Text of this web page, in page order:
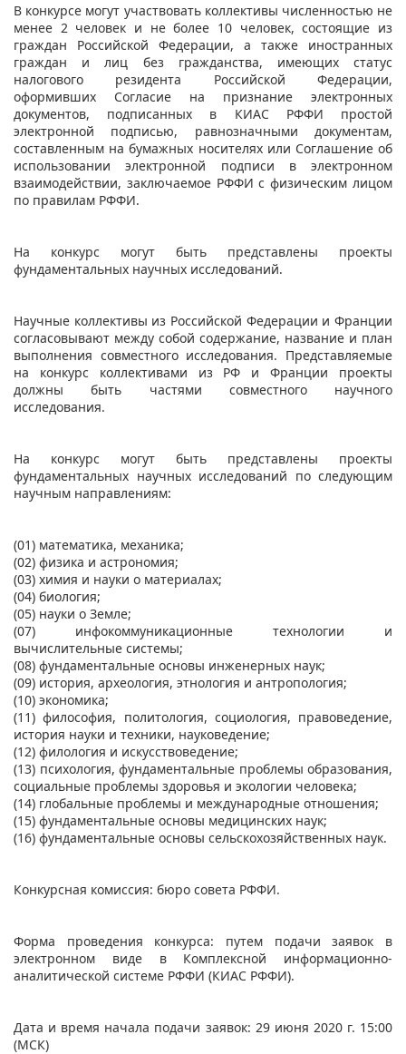
В конкурсе могут участвовать коллективы численностью не
менее 2 человек и не более 10 человек, состоящие из
граждан Российской Федерации, а также иностранных
граждан и лиц без гражданства, имеющих статус
налогового резидента Российской Федерации,
оформивших Согласие на признание электронных
документов, подписанных в КИАС РФФИ простой
электронной подписью, равнозначными документам,
составленным на бумажных носителях или Соглашение об
использовании электронной подписи в электронном
взаимодействии, заключаемое РФФИ с физическим лицом
по правилам РФФИ.
На конкурс могут быть представлены проекты
фундаментальных научных исследований.
Научные коллективы из Российской Федерации и Франции
согласовывают между собой содержание, название и план
выполнения совместного исследования. Представляемые
на конкурс коллективами из РФ и Франции проекты
должны быть частями совместного научного
исследования.
На конкурс могут быть представлены проекты
фундаментальных научных исследований по следующим
научным направлениям:
(01) математика, механика;
(02) физика и астрономия;
(03) химия и науки о материалах;
(04) биология;
(05) науки о Земле;
(07) инфокоммуникационные технологии и
вычислительные системы;
(08) фундаментальные основы инженерных наук;
(09) история, археология, этнология и антропология;
(10) экономика;
(11) философия, политология, социология, правоведение,
история науки и техники, науковедение;
(12) филология и искусствоведение;
(13) психология, фундаментальные проблемы образования,
социальные проблемы здоровья и экологии человека;
(14) глобальные проблемы и международные отношения;
(15) фундаментальные основы медицинских наук;
(16) фундаментальные основы сельскохозяйственных наук.
Конкурсная комиссия: бюро совета РФФИ.
Форма проведения конкурса: путем подачи заявок в
электронном виде в Комплексной информационно-
аналитической системе РФФИ (КИАС РФФИ).
Дата и время начала подачи заявок: 29 июня 2020 г. 15:00
(МСК)